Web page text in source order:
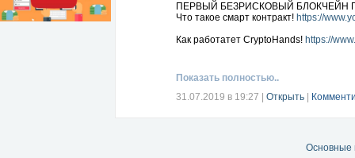
ПЕРВЫЙ БЕЗРИСКОВЫЙ БЛОКЧЕЙН
Что такое смарт контракт! https://
Как работатет CryptoHands! https://
Как установить METAMASK кошелек
Показать полностью..
31.07.2019 в 19:27
Открыть
Основные